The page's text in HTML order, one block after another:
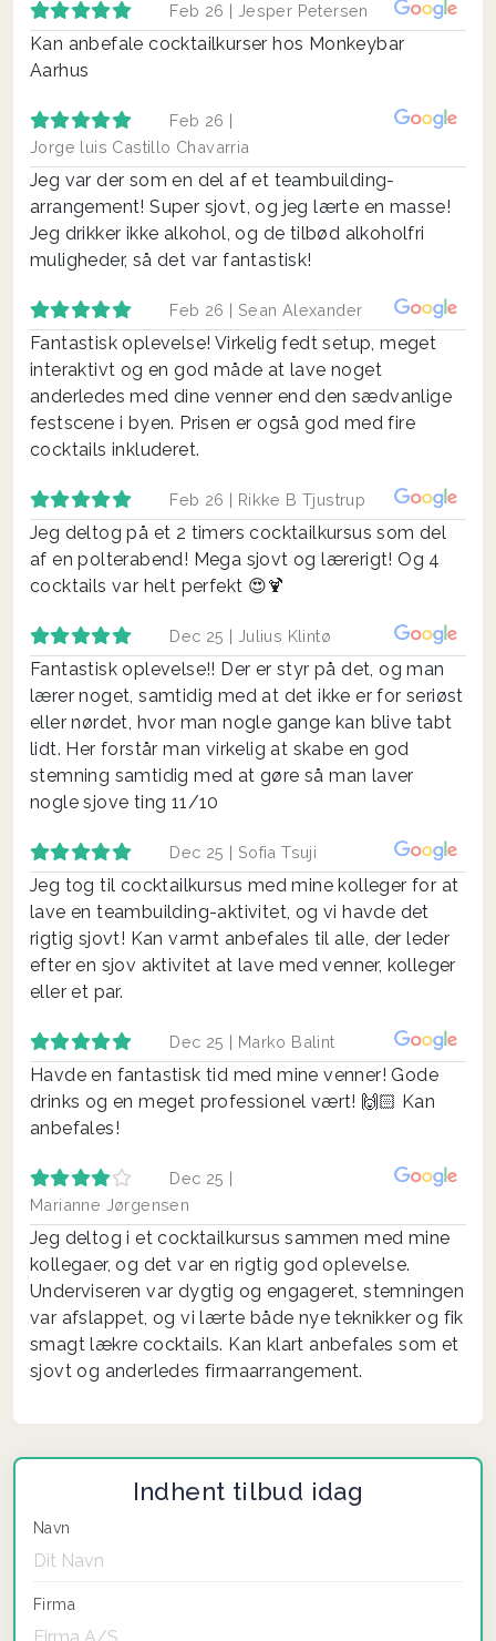
Feb 26 | Jesper Petersen
Kan anbefale cocktailkurser hos Monkeybar
Aarhus
Feb 26 |
Jorge luis Castillo Chavarria
Jeg var der som en del af et teambuilding-
arrangement! Super sjovt, og jeg lærte en masse!
Jeg drikker ikke alkohol, og de tilbød alkoholfri
muligheder, så det var fantastisk!
Feb 26 | Sean Alexander
Fantastisk oplevelse! Virkelig fedt setup, meget
interaktivt og en god måde at lave noget
anderledes med dine venner end den sædvanlige
festscene i byen. Prisen er også god med fire
cocktails inkluderet.
Feb 26 | Rikke B Tjustrup
Jeg deltog på et 2 timers cocktailkursus som del
af en polterabend! Mega sjovt og lærerigt! Og 4
cocktails var helt perfekt 😍🍹
Dec 25 | Julius Klintø
Fantastisk oplevelse!! Der er styr på det, og man
lærer noget, samtidig med at det ikke er for seriøst
eller nørdet, hvor man nogle gange kan blive tabt
lidt. Her forstår man virkelig at skabe en god
stemning samtidig med at gøre så man laver
nogle sjove ting 11/10
Dec 25 | Sofia Tsuji
Jeg tog til cocktailkursus med mine kolleger for at
lave en teambuilding-aktivitet, og vi havde det
rigtig sjovt! Kan varmt anbefales til alle, der leder
efter en sjov aktivitet at lave med venner, kolleger
eller et par.
Dec 25 | Marko Balint
Havde en fantastisk tid med mine venner! Gode
drinks og en meget professionel vært! 🙌🏻 Kan
anbefales!
Dec 25 |
Marianne Jørgensen
Jeg deltog i et cocktailkursus sammen med mine
kollegaer, og det var en rigtig god oplevelse.
Underviseren var dygtig og engageret, stemningen
var afslappet, og vi lærte både nye teknikker og fik
smagt lækre cocktails. Kan klart anbefales som et
sjovt og anderledes firmaarrangement.
Indhent tilbud idag
Navn
Firma